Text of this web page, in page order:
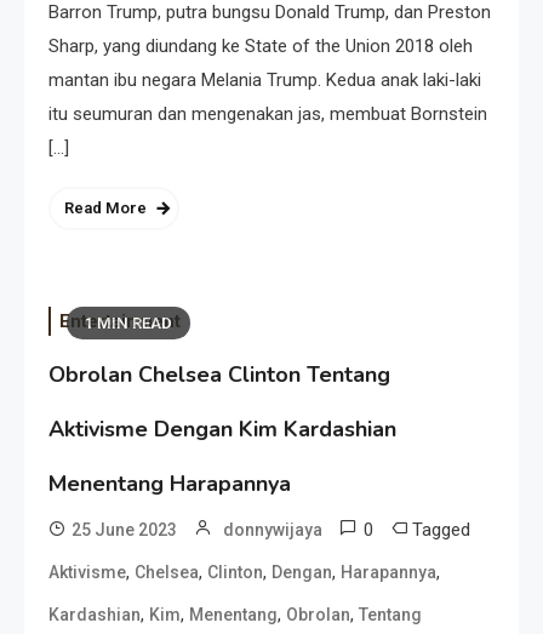
Barron Trump, putra bungsu Donald Trump, dan Preston
Sharp, yang diundang ke State of the Union 2018 oleh
mantan ibu negara Melania Trump. Kedua anak laki-laki
itu seumuran dan mengenakan jas, membuat Bornstein
[…]
Read More
1 MIN READ
Entertainment
Obrolan Chelsea Clinton Tentang
Aktivisme Dengan Kim Kardashian
Menentang Harapannya
25 June 2023 donnywijaya 0 Tagged
Aktivisme, Chelsea, Clinton, Dengan, Harapannya,
Kardashian, Kim, Menentang, Obrolan, Tentang